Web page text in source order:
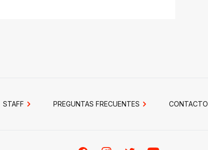
STAFF PREGUNTAS FRECUENTES CONTACTO